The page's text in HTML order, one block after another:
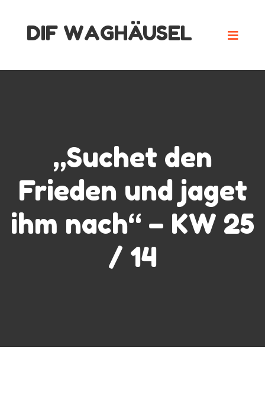
DIF WAGHÄUSEL
„Suchet den
Frieden und jaget
ihm nach“ – KW 25
/ 14